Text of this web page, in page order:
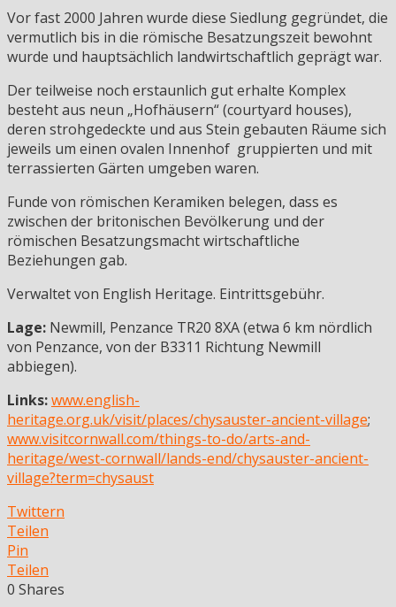
Vor fast 2000 Jahren wurde diese Siedlung gegründet, die
vermutlich bis in die römische Besatzungszeit bewohnt
wurde und hauptsächlich landwirtschaftlich geprägt war.
Der teilweise noch erstaunlich gut erhalte Komplex
besteht aus neun „Hofhäusern“ (courtyard houses),
deren strohgedeckte und aus Stein gebauten Räume sich
jeweils um einen ovalen Innenhof gruppierten und mit
terrassierten Gärten umgeben waren.
Funde von römischen Keramiken belegen, dass es
zwischen der britonischen Bevölkerung und der
römischen Besatzungsmacht wirtschaftliche
Beziehungen gab.
Verwaltet von English Heritage. Eintrittsgebühr.
Lage: Newmill, Penzance TR20 8XA (etwa 6 km nördlich
von Penzance, von der B3311 Richtung Newmill
abbiegen).
Links:www.english-
heritage.org.uk/visit/places/chysauster-ancient-village;
www.visitcornwall.com/things-to-do/arts-and-
heritage/west-cornwall/lands-end/chysauster-ancient-
village?term=chysaust
Twittern
Teilen
Pin
Teilen
0 Shares